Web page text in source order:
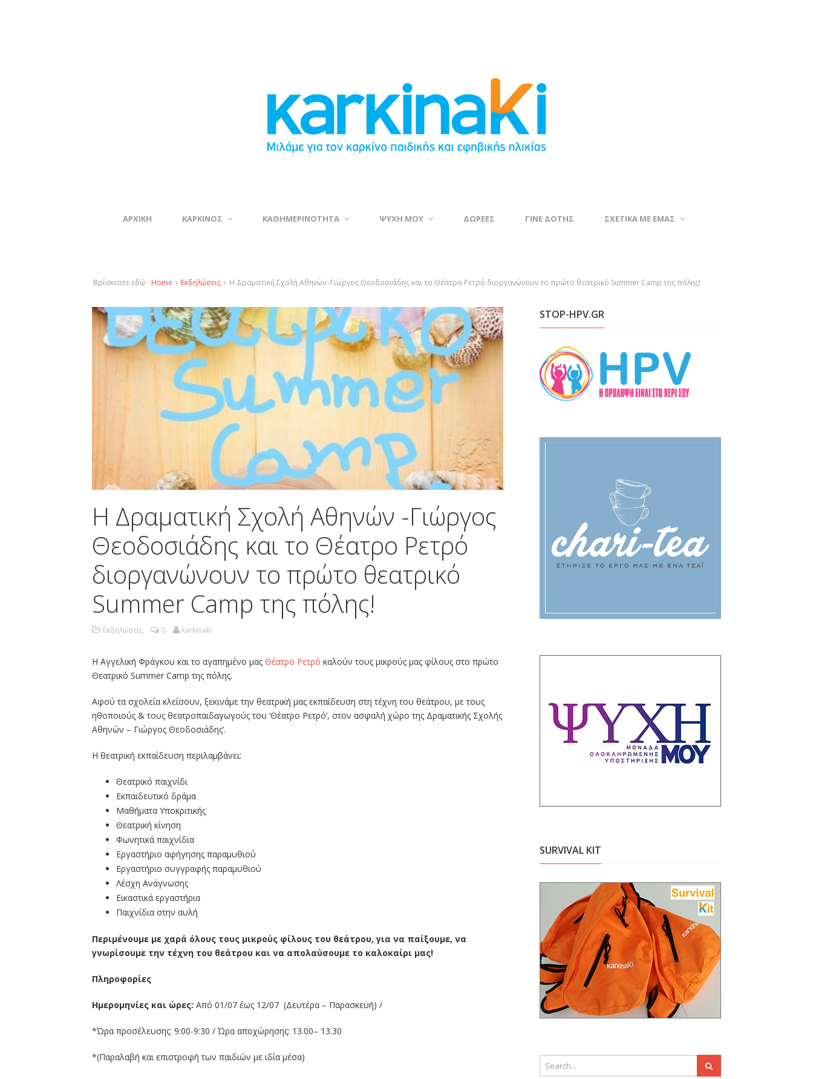
ΑΡΧΙΚΗ ΚΑΡΚΙΝΟΣ ΚΑΘΗΜΕΡΙΝΟΤΗΤΑ ΨΥΧΗ ΜΟΥ ΔΩΡΕΕΣ ΓΙΝΕ ΔΟΤΗΣ ΣΧΕΤΙΚΑ ΜΕ ΕΜΑΣ
Βρίσκεστε εδώ: Home › Εκδηλώσεις › H Δραματική Σχολή Αθηνών -Γιώργος Θεοδοσιάδης και το Θέατρο Ρετρό διοργανώνουν το πρώτο θεατρικό Summer Camp της πόλης!
H Δραματική Σχολή Αθηνών -Γιώργος
Θεοδοσιάδης και το Θέατρο Ρετρό
διοργανώνουν το πρώτο θεατρικό
Summer Camp της πόλης!
Εκδηλώσεις 0 karkinaki
Η Αγγελική Φράγκου και το αγαπημένο μας Θέατρο Ρετρό καλούν τους μικρούς μας φίλους στο πρώτο
Θεατρικό Summer Camp της πόλης.
Αφού τα σχολεία κλείσουν, ξεκινάμε την θεατρική μας εκπαίδευση στη τέχνη του θεάτρου, με τους
ηθοποιούς & τους θεατροπαιδαγωγούς του ‘Θέατρο Ρετρό’, στον ασφαλή χώρο της Δραματικής Σχολής
Αθηνών – Γιώργος Θεοδοσιάδης’.
Η θεατρική εκπαίδευση περιλαμβάνει:
Θεατρικό παιχνίδι
Εκπαιδευτικό δράμα
Μαθήματα Υποκριτικής
Θεατρική κίνηση
Φωνητικά παιχνίδια
Εργαστήριο αφήγησης παραμυθιού
Εργαστήριο συγγραφής παραμυθιού
Λέσχη Ανάγνωσης
Εικαστικά εργαστήρια
Παιχνίδια στην αυλή
Περιμένουμε με χαρά όλους τους μικρούς φίλους του θεάτρου, για να παίξουμε, να
γνωρίσουμε την τέχνη του θεάτρου και να απολαύσουμε το καλοκαίρι μας!
Πληροφορίες
Ημερομηνίες και ώρες: Aπό 01/07 έως 12/07 (Δευτέρα – Παρασκευή) /
*Ώρα προσέλευσης: 9:00-9:30 / Ώρα αποχώρησης: 13.00– 13.30
*(Παραλαβή και επιστροφή των παιδιών με ιδία μέσα)
STOP-HPV.GR
SURVIVAL KIT